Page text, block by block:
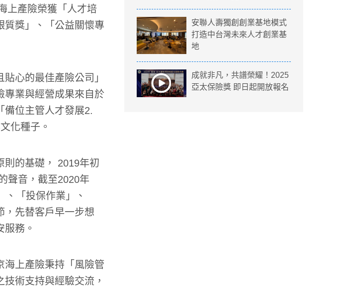
上產險榮獲「人才培
質獎」、「公益關懷專
心的最佳產險公司」
專業與經營成果來自於
備位主管人才發展2.
化種子。
則的基礎， 2019年初
聲音，截至2020年
「投保作業」、
，先替客戶早一步想
務。
海上產險秉持「風險管
術支持與經驗交流，
安聯人壽獨創創業基地模式
打造中台灣未來人才創業基
地
成就非凡，共譜榮耀！2025
亞太保險獎 即日起開放報名